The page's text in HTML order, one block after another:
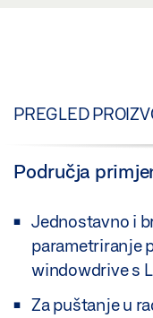
PREGLED
Područja
Jednostavno i
parametriranje
windowdrive s
Za puštanje u